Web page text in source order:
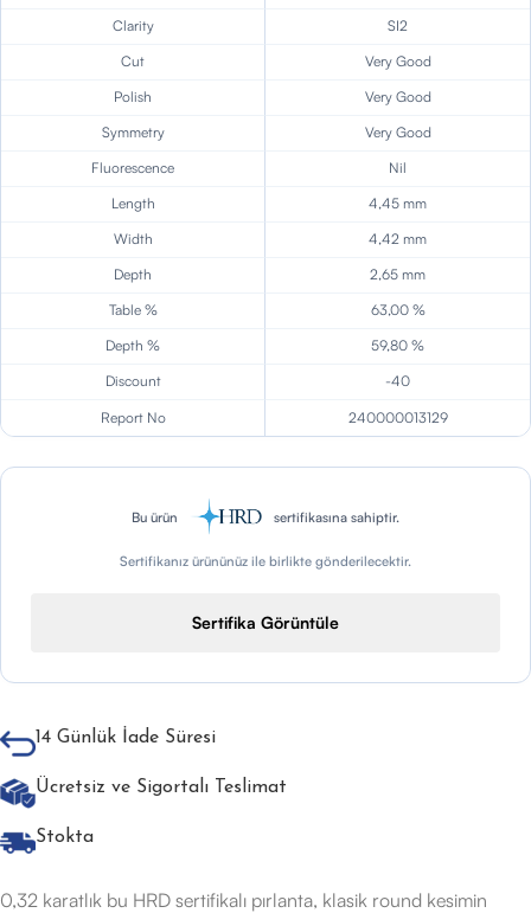
Clarity
SI2
Cut
Very Good
Polish
Very Good
Symmetry
Very Good
Fluorescence
Nil
Length
4,45 mm
Width
4,42 mm
Depth
2,65 mm
Table %
63,00 %
Depth %
59,80 %
Discount
-40
Report No 240000013129
Bu ürün sertifikasına sahiptir.
Sertifikanız ürününüz ile birlikte gönderilecektir.
Sertifika Görüntüle
14 Günlük İade Süresi
Ücretsiz ve Sigortalı Teslimat
Stokta
0,32 karatlık bu HRD sertifikalı pırlanta, klasik round kesimin